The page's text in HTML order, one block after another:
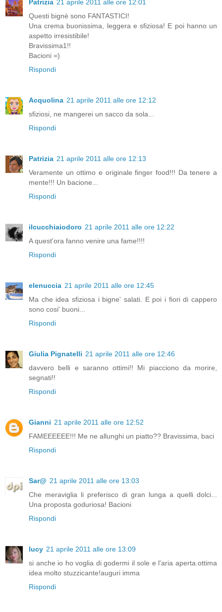
Patrizia 21 aprile 2011 alle ore 12:01
Questi bignè sono FANTASTICI!
Una crema buonissima, leggera e sfiziosa! E poi hanno un
aspetto irresistibile!
Bravissima1!!
Bacioni =)
Rispondi
Acquolina 21 aprile 2011 alle ore 12:12
sfiziosi, ne mangerei un sacco da sola...
Rispondi
Patrizia 21 aprile 2011 alle ore 12:13
Veramente un ottimo e originale finger food!!! Da tenere a
mente!!! Un bacione...
Rispondi
ilcucchiaiodoro 21 aprile 2011 alle ore 12:22
A quest'ora fanno venire una fame!!!!
Rispondi
elenuccia 21 aprile 2011 alle ore 12:45
Ma che idea sfiziosa i bigne' salati. E poi i fiori di cappero
sono cosi' buoni...
Rispondi
Giulia Pignatelli 21 aprile 2011 alle ore 12:46
davvero belli e saranno ottimi!! Mi piacciono da morire,
segnati!!
Rispondi
Gianni 21 aprile 2011 alle ore 12:52
FAMEEEEEE!!! Me ne allunghi un piatto?? Bravissima, baci
Rispondi
Sar@ 21 aprile 2011 alle ore 13:03
Che meraviglia li preferisco di gran lunga a quelli dolci...
Una proposta goduriosa! Bacioni
Rispondi
lucy 21 aprile 2011 alle ore 13:09
si anche io ho voglia di godermi il sole e l'aria aperta.ottima
idea molto stuzzicante!auguri imma
Rispondi